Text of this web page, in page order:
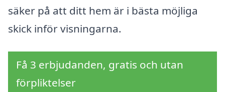
säker på att ditt hem är i bästa möjliga
skick inför visningarna.
Få 3 erbjudanden, gratis och utan
förpliktelser